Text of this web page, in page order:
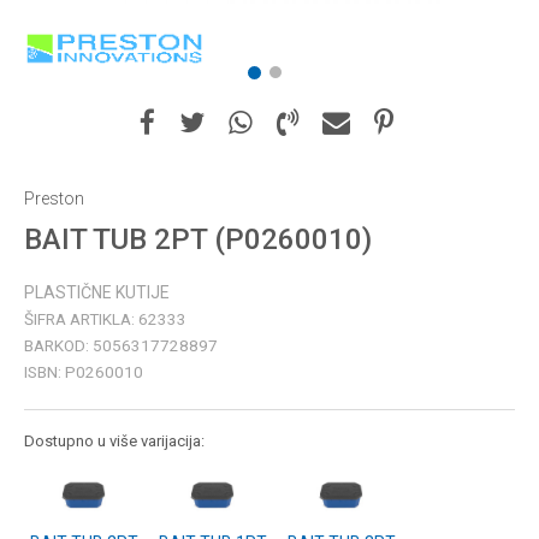
1 2
Preston
BAIT TUB 2PT (P0260010)
PLASTIČNE KUTIJE
ŠIFRA ARTIKLA: 62333
BARKOD: 5056317728897
ISBN: P0260010
Dostupno u više varijacija: